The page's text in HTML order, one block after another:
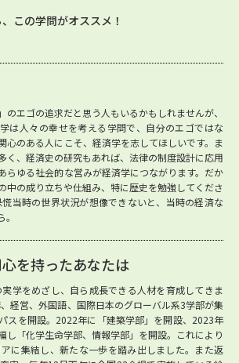
この学問がオススメ！
のエゴの追求だと思う人もいるかもしれませんが、
は人々の幸せを考える学問で、自分のエゴではな
心のある人にこそ、経済学を志してほしいです。ま
く、経済史の研究もあれば、法律の制度設計に応用
らゆる社会的な営みが経済学につながります。だか
中の成り立ちや仕組み、特に歴史を勉強してくださ
当時の世界状況が想像できないと、当時の経済な
を持ったあなたは
学をめざし、自ら成長できる人材を育成してきま
経営、外国語、国際日本のグローバル系3学部が集
スを開設。2022年に「建築学部」を開設、2023年
し「化学生命学部、情報学部」を開設。これにより
に集結し、新たな一歩を踏み出しました。また返